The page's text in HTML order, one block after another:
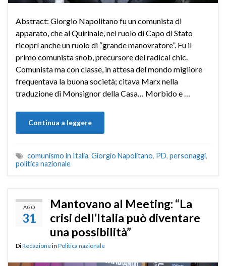
Abstract: Giorgio Napolitano fu un comunista di
apparato, che al Quirinale, nel ruolo di Capo di Stato
ricoprì anche un ruolo di “grande manovratore”. Fu il
primo comunista snob, precursore dei radical chic.
Comunista ma con classe, in attesa del mondo migliore
frequentava la buona società; citava Marx nella
traduzione di Monsignor della Casa… Morbido e …
Continua a leggere
comunismo in Italia, Giorgio Napolitano, PD, personaggi,
politica nazionale
AGO
31
Mantovano al Meeting: “La
crisi dell’Italia può diventare
una possibilità”
DiRedazionein Politica nazionale